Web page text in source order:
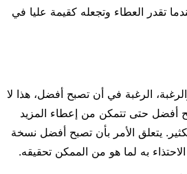
تقدر العطاء وتجعله كقيمة عليا في
الرغبة في أن تصبح أفضل، هذا لا
أفضل حتى تتمكن من إعطاء المزيد
يتعلق الأمر بأن تصبح أفضل نسخة
به لما هو من الممكن تحقيقه.